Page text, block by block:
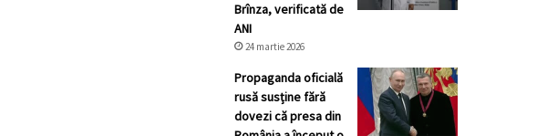
Brînza, verificată de
ANI
24 martie 2026
Propaganda oficială
rusă susține fără
dovezi că presa din